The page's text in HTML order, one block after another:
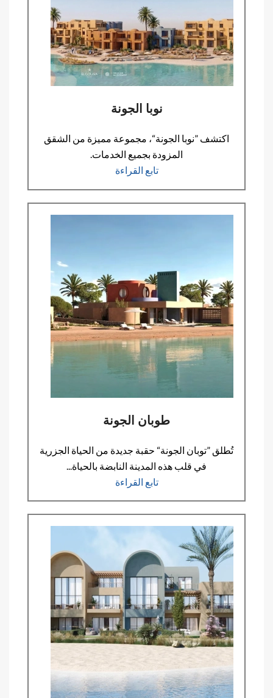
نوبا الجونة
اكتشف ”نوبا الجونة“، مجموعة مميزة من الشقق
المزودة بجميع الخدمات.
تابع القراءة
طوبان الجونة
تُطلق ”توبان الجونة“ حقبة جديدة من الحياة الجزرية
في قلب هذه المدينة النابضة بالحياة...
تابع القراءة